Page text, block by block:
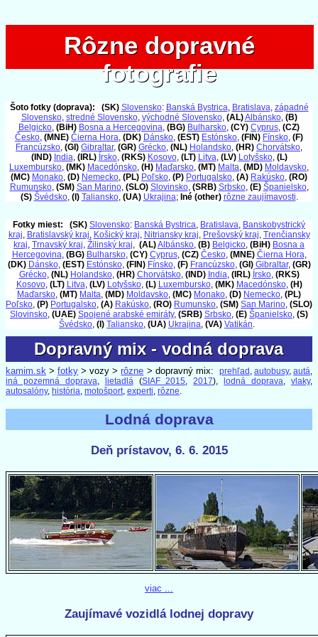
Rôzne dopravné
fotografie
Rôzne dopravné
fotografie
Šoto fotky (doprava): (SK) Slovensko: Banská Bystrica, Bratislava, západné
Slovensko, stredné Slovensko, východné Slovensko, (AL)Albánsko, (B)
Belgicko, (BiH) Bosna a Hercegovina, (BG) Bulharsko, (CY) Cyprus, (CZ)
Česko, (MNE) Čierna Hora, (DK) Dánsko, (EST) Estónsko, (FIN) Fínsko, (F)
Francúzsko, (GI) Gibraltar, (GR) Grécko, (NL) Holandsko, (HR) Chorvátsko,
(IND) India, (IRL) Írsko, (RKS) Kosovo, (LT) Litva, (LV) Lotyšsko, (L)
Luxembursko, (MK) Macedónsko, (H) Maďarsko, (MT) Malta, (MD) Moldavsko,
(MC) Monako, (D) Nemecko, (PL) Poľsko, (P) Portugalsko, (A) Rakúsko, (RO)
Rumunsko, (SM) San Marino, (SLO) Slovinsko, (SRB) Srbsko, (E) Španielsko,
(S) Švédsko, (I) Taliansko, (UA) Ukrajina; Iné (other) rôzne zaujímavosti.
Fotky miest: (SK) Slovensko: Banská Bystrica, Bratislava, Banskobystrický
kraj, Bratislavský kraj, Košický kraj, Nitriansky kraj, Prešovský kraj, Trenčiansky
kraj, Trnavský kraj, Žilinský kraj, (AL)Albánsko, (B) Belgicko, (BiH) Bosna a
Hercegovina, (BG) Bulharsko, (CY) Cyprus, (CZ) Česko, (MNE) Čierna Hora,
(DK) Dánsko, (EST) Estónsko, (FIN) Fínsko, (F) Francúzsko, (GI) Gibraltar, (GR)
Grécko, (NL) Holandsko, (HR) Chorvátsko, (IND) India, (IRL) Írsko, (RKS)
Kosovo, (LT) Litva, (LV) Lotyšsko, (L) Luxembursko, (MK) Macedónsko, (H)
Maďarsko, (MT) Malta, (MD) Moldavsko, (MC) Monako, (D) Nemecko, (PL)
Poľsko, (P) Portugalsko, (A) Rakúsko, (RO) Rumunsko, (SM) San Marino, (SLO)
Slovinsko, (UAE) Spojené arabské emiráty, (SRB) Srbsko, (E) Španielsko, (S)
Švédsko, (I) Taliansko, (UA) Ukrajina, (VA) Vatikán.
Dopravný mix - vodná doprava
Dopravný mix - vodná doprava
kamim.sk >fotky > vozy >rôzne > dopravný mix: prehľad , autobusy,autá,
iná pozemná doprava, lietadlá(SIAF 2015,2017), lodná doprava,vlaky,
autosalóny, história, motošport, experti, rôzne.
Lodná doprava
Deň prístavov, 6. 6. 2015
viac ...
Zaujímavé vozidlá lodnej dopravy